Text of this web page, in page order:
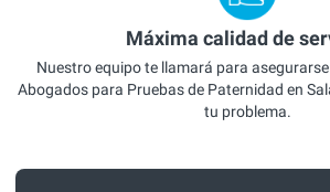
Máxima calidad de
Nuestro equipo te llamará para
Abogados para Pruebas de Paternidad en
tu problema.